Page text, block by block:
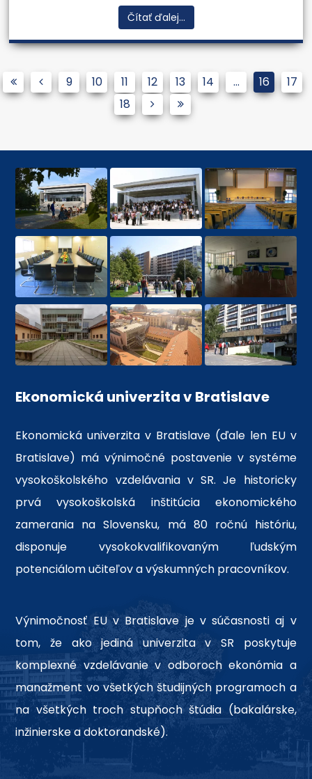
Čítať ďalej...
9 10 11 12 13 14 ... 16
17
18
Ekonomická univerzita v Bratislave
Ekonomická univerzita v Bratislave (ďale len EU v
Bratislave) má výnimočné postavenie v systéme
vysokoškolského vzdelávania v SR. Je historicky
prvá vysokoškolská inštitúcia ekonomického
zamerania na Slovensku, má 80 ročnú históriu,
disponuje vysokokvalifikovaným ľudským
potenciálom učiteľov a výskumných pracovníkov.
Výnimočnosť EU v Bratislave je v súčasnosti aj v
tom, že ako jediná univerzita v SR poskytuje
komplexné vzdelávanie v odboroch ekonómia a
manažment vo všetkých študijných programoch a
na všetkých troch stupňoch štúdia (bakalárske,
inžinierske a doktorandské).